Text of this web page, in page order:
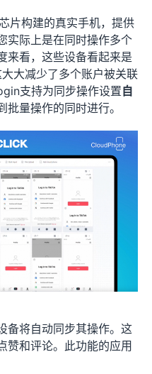
片构建的真实手机，提供
实际上是在同时操作多个
来看，这些设备看起来是
大减少了多个账户被关联
支持为同步操作设置自
批量操作的同时进行。
备将自动同步其操作。这
赞和评论。此功能的应用